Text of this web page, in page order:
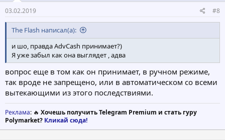
03.02.2019 #8
The Flash написал(а):
и шо, правда AdvCash принимает?)
Я уже забыл как она выглядет , адва
вопрос еще в том как он принимает, в ручном режиме,
так вроде не запрещено, или в автоматическом со всеми
вытекающими из этого последствиями.
Реклама: 🔥 Хочешь получить Telegram Premium и стать гуру
Polymarket? Кликай сюда!